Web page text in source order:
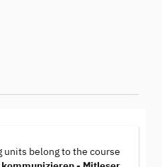
units belong to the course